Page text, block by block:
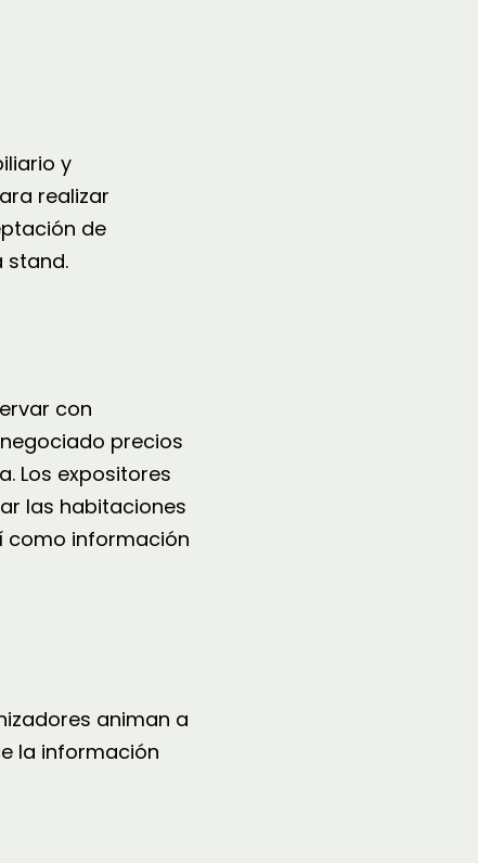
y
realizar
de
stand.
con
precios
Los expositores
las habitaciones
como información
animan a
la información